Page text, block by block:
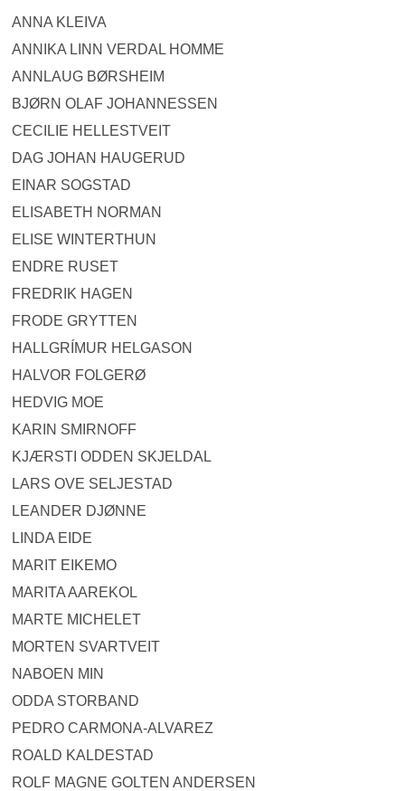
ANNA KLEIVA
ANNIKA LINN VERDAL HOMME
ANNLAUG BØRSHEIM
BJØRN OLAF JOHANNESSEN
CECILIE HELLESTVEIT
DAG JOHAN HAUGERUD
EINAR SOGSTAD
ELISABETH NORMAN
ELISE WINTERTHUN
ENDRE RUSET
FREDRIK HAGEN
FRODE GRYTTEN
HALLGRÍMUR HELGASON
HALVOR FOLGERØ
HEDVIG MOE
KARIN SMIRNOFF
KJÆRSTI ODDEN SKJELDAL
LARS OVE SELJESTAD
LEANDER DJØNNE
LINDA EIDE
MARIT EIKEMO
MARITA AAREKOL
MARTE MICHELET
MORTEN SVARTVEIT
NABOEN MIN
ODDA STORBAND
PEDRO CARMONA-ALVAREZ
ROALD KALDESTAD
ROLF MAGNE GOLTEN ANDERSEN